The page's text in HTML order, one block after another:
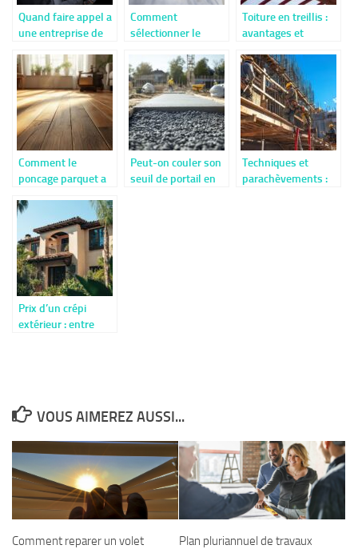
Quand faire appel a
une entreprise de
professionnel a lille
?
Comment
sélectionner le
pour la pose de
votre chauffe-eau
électrique
Toiture en treillis :
avantages et
modernes
Comment le
poncage parquet a
redonne vie a vos
sols fatigues
Peut-on couler son
seuil de portail en
Techniques et
parachèvements :
Prix d’un crépi
extérieur : entre
VOUS AIMEREZ AUSSI...
Comment reparer un volet
Plan pluriannuel de travaux